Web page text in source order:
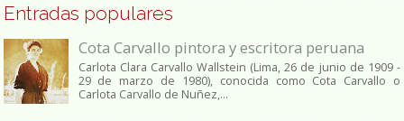
Entradas populares
Cota Carvallo pintora y escritora peruana
Carlota Clara Carvallo Wallstein (Lima, 26 de junio de 1909 -
29 de marzo de 1980), conocida como Cota Carvallo o
Carlota Carvallo de Nuñez,...